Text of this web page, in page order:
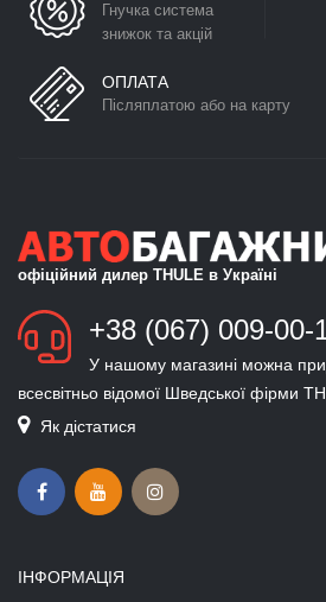
Гнучка система
знижок та акцій
ОПЛАТА
Післяплатою або на карту
офіційний дилер THULE в Україні
+38 (067) 009-00-
У нашому магазині можна
всесвітньо відомої Шведської фірми
Як дістатися
ІНФОРМАЦІЯ